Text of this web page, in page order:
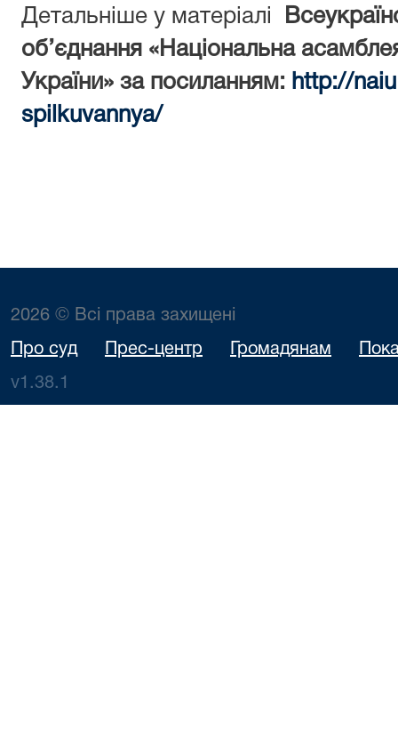
Детальніше у матеріалі
об’єднання «Національна
України» за посиланням: http://
spilkuvannya/
2026 © Всі права захищені
Про суд Прес-центр Громадянам
v1.38.1